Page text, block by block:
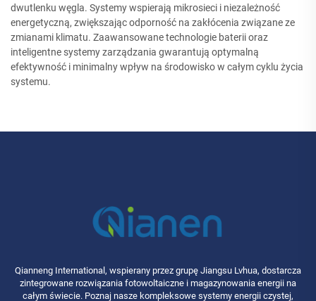
dwutlenku węgla. Systemy wspierają mikrosieci i niezależność
energetyczną, zwiększając odporność na zakłócenia związane ze
zmianami klimatu. Zaawansowane technologie baterii oraz
inteligentne systemy zarządzania gwarantują optymalną
efektywność i minimalny wpływ na środowisko w całym cyklu życia
systemu.
Qianneng International, wspierany przez grupę Jiangsu Lvhua, dostarcza
zintegrowane rozwiązania fotowoltaiczne i magazynowania energii na
całym świecie. Poznaj nasze kompleksowe systemy energii czystej,